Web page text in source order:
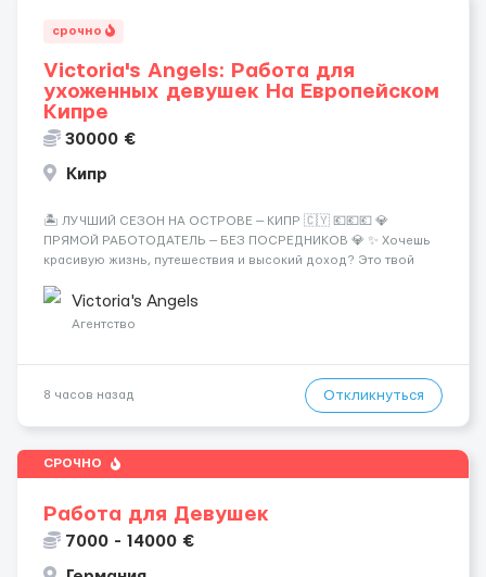
срочно
Victoria's Angels: Работа для
ухоженных девушек На Европейском
Кипре
30000 €
Кипр
🏝️ ЛУЧШИЙ СЕЗОН НА ОСТРОВЕ — КИПР 🇨🇾 💶💶💶 💎
ПРЯМОЙ РАБОТОДАТЕЛЬ — БЕЗ ПОСРЕДНИКОВ 💎 ✨ Хочешь
красивую жизнь, путешествия и высокий доход? Это твой
Опытная команда с годами практики — Стабильный поток
клиентов (без ...
Victoria's Angels
Агентство
8 часов назад Откликнуться
СРОЧНО
Работа для Девушек
7000 - 14000 €